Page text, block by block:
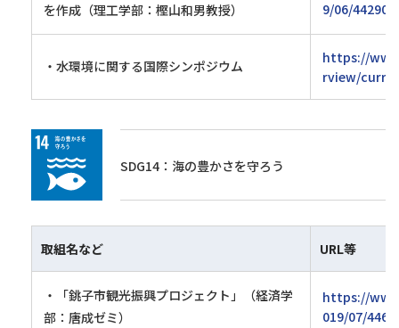
を作成（理工学部：樫山和男教授）
9/06/44290/
・水環境に関する国際シンポジウム
https://
rview/
SDG14：海の豊かさを守ろう
取組名など URL等
・「銚子市観光振興プロジェクト」（経済学
部：唐成ゼミ）
https://
019/07/